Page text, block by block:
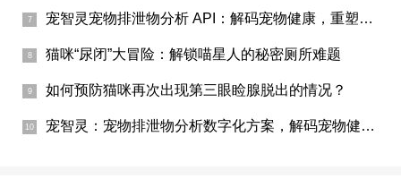
宠智灵宠物排泄物分析 API：解码宠物健康，重塑宠物行业服务链
猫咪“尿闭”大冒险：解锁喵星人的秘密厕所难题
如何预防猫咪再次出现第三眼睑腺脱出的情况？
宠智灵：宠物排泄物分析数字化方案，解码宠物健康的隐秘信号